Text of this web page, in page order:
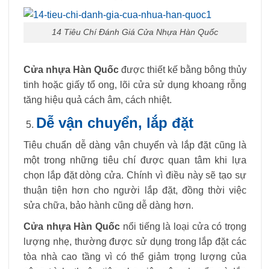
14 Tiêu Chí Đánh Giá Cửa Nhựa Hàn Quốc
Cửa nhựa Hàn Quốc được thiết kế bằng bông thủy
tinh hoặc giấy tổ ong, lõi cửa sử dụng khoang rỗng
tăng hiệu quả cách âm, cách nhiệt.
Dễ vận chuyển, lắp đặt
Tiêu chuẩn dễ dàng vận chuyển và lắp đặt cũng là
một trong những tiêu chí được quan tâm khi lựa
chọn lắp đặt dòng cửa. Chính vì điều này sẽ tạo sự
thuận tiện hơn cho người lắp đặt, đồng thời việc
sửa chữa, bảo hành cũng dễ dàng hơn.
Cửa nhựa Hàn Quốc nổi tiếng là loại cửa có trọng
lượng nhẹ, thường được sử dụng trong lắp đặt các
tòa nhà cao tầng vì có thể giảm trọng lượng của